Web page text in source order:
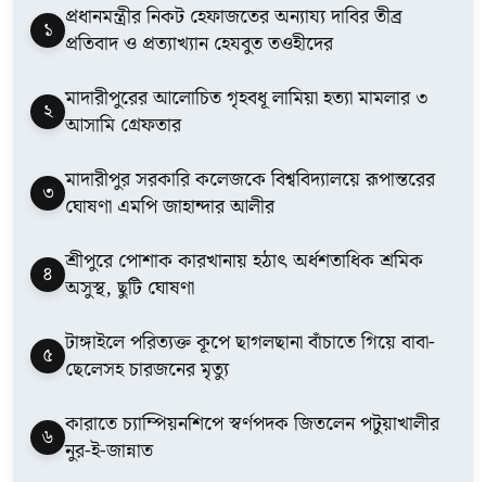
১ ​প্রধানমন্ত্রীর নিকট হেফাজতের অন্যায্য দাবির তীব্র
প্রতিবাদ ও প্রত্যাখ্যান হেযবুত তওহীদের
২ মাদারীপুরের আলোচিত গৃহবধূ লামিয়া হত্যা মামলার ৩
আসামি গ্রেফতার
৩ মাদারীপুর সরকারি কলেজকে বিশ্ববিদ্যালয়ে রূপান্তরের
ঘোষণা এমপি জাহান্দার আলীর
৪ শ্রীপুরে পোশাক কারখানায় হঠাৎ অর্ধশতাধিক শ্রমিক
অসুস্থ, ছুটি ঘোষণা
৫ টাঙ্গাইলে পরিত্যক্ত কূপে ছাগলছানা বাঁচাতে গিয়ে বাবা-
ছেলেসহ চারজনের মৃত্যু
৬ কারাতে চ্যাম্পিয়নশিপে স্বর্ণপদক জিতলেন পটুয়াখালীর
নুর-ই-জান্নাত